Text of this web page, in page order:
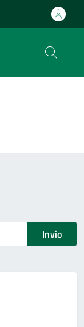
Invio